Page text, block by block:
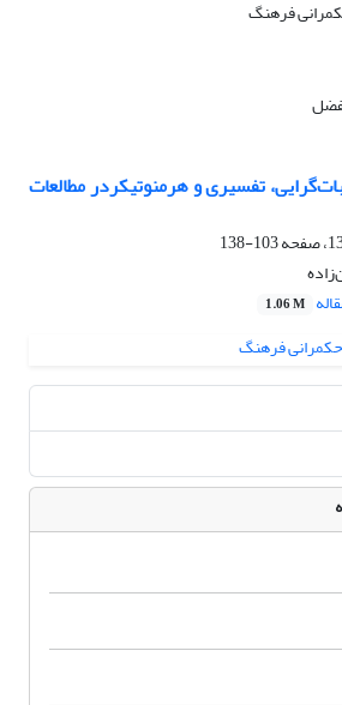
تفسیری و هرمنوتیکردر مطالعات
103-138
1.06 M